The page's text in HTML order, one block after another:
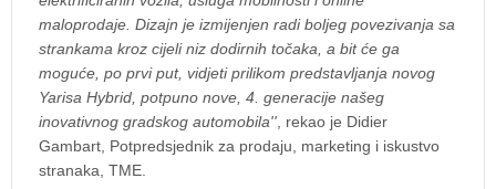
maloprodaje. Dizajn je izmijenjen radi boljeg povezivanja sa
strankama kroz cijeli niz dodirnih točaka, a bit će ga
moguće, po prvi put, vidjeti prilikom predstavljanja novog
Yarisa Hybrid, potpuno nove, 4. generacije našeg
inovativnog gradskog automobila'' , rekao je Didier
Gambart, Potpredsjednik za prodaju, marketing i iskustvo
stranaka, TME.